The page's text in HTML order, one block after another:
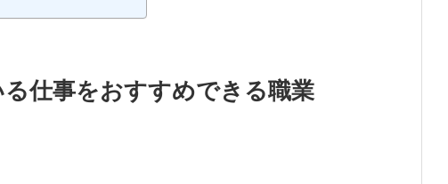
仕事をおすすめできる職業